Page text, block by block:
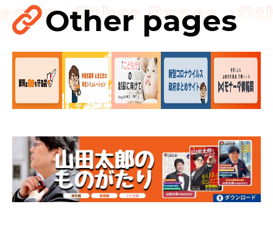
海賊版
知的財産
街宣活動
Other pages